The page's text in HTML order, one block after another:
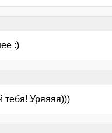
:)
тебя! Уряяяя)))